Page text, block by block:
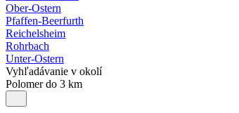
Ober-Ostern
Pfaffen-Beerfurth
Reichelsheim
Rohrbach
Unter-Ostern
Vyhľadávanie v okolí
Polomer do 3 km